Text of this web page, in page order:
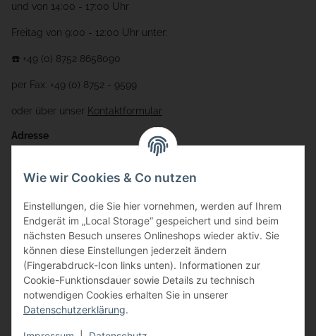
und von 14:00 - 17:00 Uhr
Freitag von 9:00 - 12:00 Uhr unter:
☎️ +49 (0) 8752 8658090
per Fax: +49 (0) 8752 - 9599
oder über unser Kontaktformular
Adresse
Gewerbering 17
84072 Au i.d. Hallertau
info@bauer-tore.de
Wie wir Cookies & Co nutzen
Einstellungen, die Sie hier vornehmen, werden auf Ihrem
Endgerät im „Local Storage“ gespeichert und sind beim
nächsten Besuch unseres Onlineshops wieder aktiv. Sie
können diese Einstellungen jederzeit ändern
(Fingerabdruck-Icon links unten). Informationen zur
Cookie-Funktionsdauer sowie Details zu technisch
notwendigen Cookies erhalten Sie in unserer
Datenschutzerklärung.